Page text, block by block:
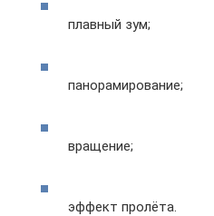
плавный зум;
панорамирование;
вращение;
эффект пролёта.